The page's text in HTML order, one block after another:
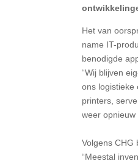
Het van
name IT-
benodigde
“Wij blijven
ons logistieke
printers,
weer opnieuw
Volgens CHG
“Meestal